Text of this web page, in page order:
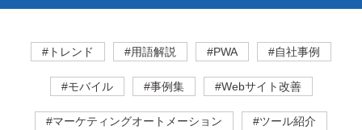
#トレンド #用語解説 #PWA #自社事例
#モバイル #事例集 #Webサイト改善
#マーケティングオートメーション #ツール紹介